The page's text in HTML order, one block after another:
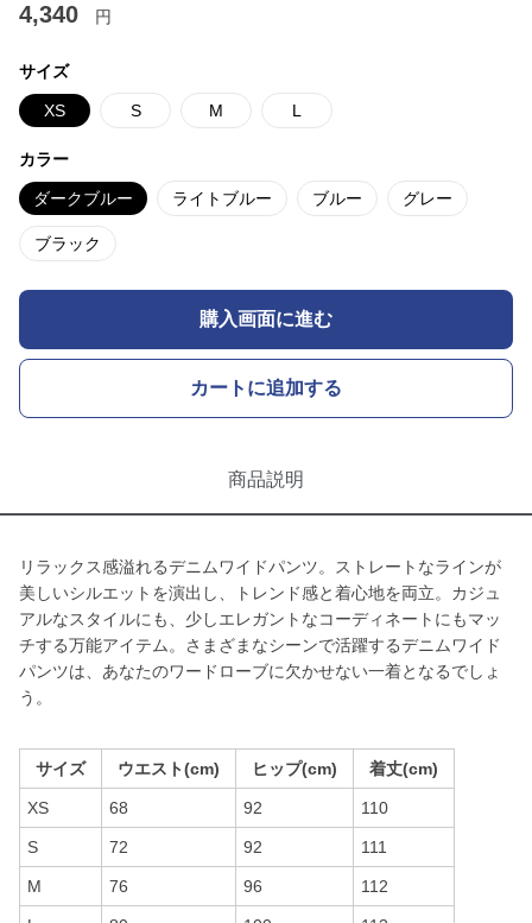
4,340 円
サイズ
XS S M L
カラー
ダークブルー ライトブルー ブルー グレー
ブラック
購入画面に進む
カートに追加する
商品説明
リラックス感溢れるデニムワイドパンツ。ストレートなラインが
美しいシルエットを演出し、トレンド感と着心地を両立。カジュ
アルなスタイルにも、少しエレガントなコーディネートにもマッ
チする万能アイテム。さまざまなシーンで活躍するデニムワイド
パンツは、あなたのワードローブに欠かせない一着となるでしょ
う。
サイズ ウエスト(cm) ヒップ(cm) 着丈(cm)
XS 68 92 110
S 72 92 111
M 76 96 112